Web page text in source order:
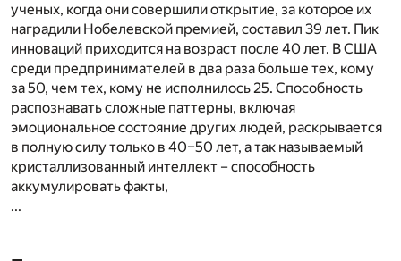
ученых, когда они совершили открытие, за которое их
наградили Нобелевской премией, составил 39 лет. Пик
инноваций приходится на возраст после 40 лет. В США
среди предпринимателей в два раза больше тех, кому
за 50, чем тех, кому не исполнилось 25. Способность
распознавать сложные паттерны, включая
эмоциональное состояние других людей, раскрывается
в полную силу только в 40–50 лет, а так называемый
кристаллизованный интеллект – способность
аккумулировать факты,
...